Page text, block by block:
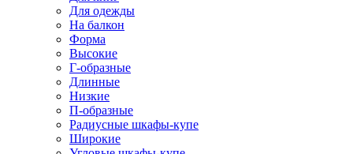
Для одежды
На балкон
Форма
Высокие
Г-образные
Длинные
Низкие
П-образные
Радиусные шкафы-купе
Широкие